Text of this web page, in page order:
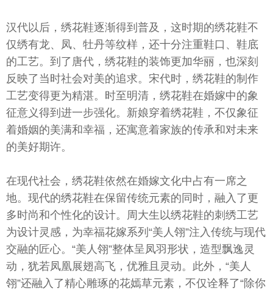
汉代以后，绣花鞋逐渐得到普及，这时期的绣花鞋不
仅绣有龙、凤、牡丹等纹样，还十分注重鞋口、鞋底
的工艺。到了唐代，绣花鞋的装饰更加华丽，也深刻
反映了当时社会对美的追求。宋代时，绣花鞋的制作
工艺变得更为精湛。时至明清，绣花鞋在婚嫁中的象
征意义得到进一步强化。新娘穿着绣花鞋，不仅象征
着婚姻的美满和幸福，还寓意着家族的传承和对未来
的美好期许。
在现代社会，绣花鞋依然在婚嫁文化中占有一席之
地。现代的绣花鞋在保留传统元素的同时，融入了更
多时尚和个性化的设计。周大生以绣花鞋的刺绣工艺
为设计灵感，为幸福花嫁系列“美人翎”注入传统与现代
交融的匠心。“美人翎”整体呈凤羽形状，造型飘逸灵
动，犹若凤凰展翅高飞，优雅且灵动。此外，“美人
翎”还融入了精心雕琢的花嫣草元素，不仅诠释了“除你